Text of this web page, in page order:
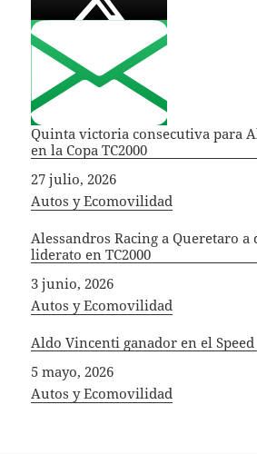
Quinta victoria consecutiva para
en la Copa TC2000
Fecha
27 julio, 2026
In relation to
Autos y Ecomovilidad
Alessandros Racing a Queretaro a
liderato en TC2000
Fecha
3 junio, 2026
In relation to
Autos y Ecomovilidad
Aldo Vincenti ganador en el Speed
Fecha
5 mayo, 2026
In relation to
Autos y Ecomovilidad